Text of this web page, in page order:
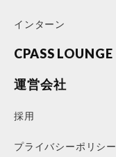
インターン
CPASS LOUNGE
運営会社
採用
プライバシーポリシー